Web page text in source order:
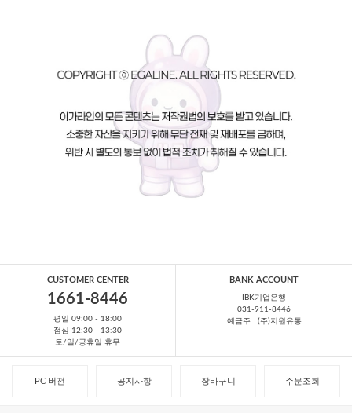
CUSTOMER CENTER
1661-8446
평일 09:00 - 18:00
점심 12:30 - 13:30
토/일/공휴일 휴무
BANK ACCOUNT
IBK기업은행
031-911-8446
예금주 : (주)지원유통
PC 버전 공지사항 장바구니 주문조회